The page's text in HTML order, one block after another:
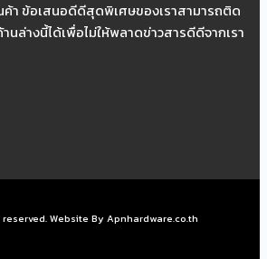
ค้า ข้อเสนอดีดีสุดพิเศษของเราสามารถติด
นล่างนี้ได้เพื่อไม่ให้พลาดข่าวสารดีดีจากเรา
Website By Apnhardware.co.th